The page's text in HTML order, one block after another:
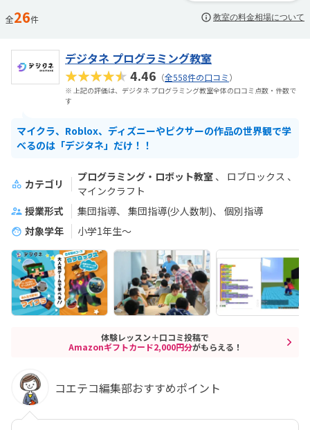
全26件 教室の料金相場について
デジタネ プログラミング教室
★★★★★4.46 （全558件の口コミ）
※ 上記の評価は、デジタネ プログラミング教室全体の口コミ点数・件数で
す
マイクラ、Roblox、ディズニーやピクサーの作品の世界観で学
べるのは「デジタネ」だけ！！
カテゴリ
プログラミング・ロボット教室
ロブロックス
マインクラフト
授業形式
集団指導 集団指導(少人数制)
個別指導
対象学年
小学1年生～
体験レッスン＋口コミ投稿で
Amazonギフトカード2,000円分がもらえる！
コエテコ編集部おすすめポイント